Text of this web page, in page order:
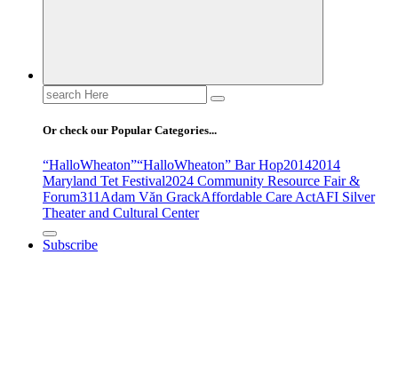
Search
for:
Or check our Popular Categories...
“HalloWheaton”“HalloWheaton” Bar Hop20142014
Maryland Tet Festival2024 Community Resource Fair &
Forum311Adam Văn GrackAffordable Care ActAFI Silver
Theater and Cultural Center
Subscribe